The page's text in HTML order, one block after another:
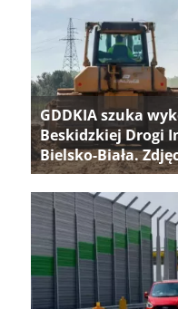
GDDKIA szuka
Beskidzkiej Drogi
Bielsko-Biała.